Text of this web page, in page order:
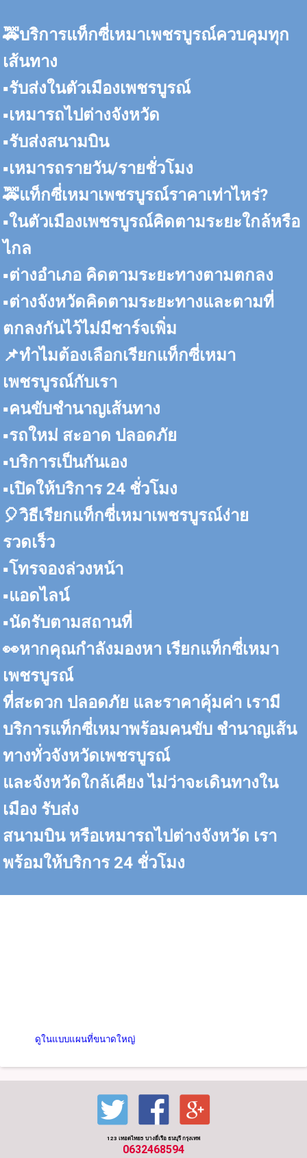
🚕บริการแท็กซี่เหมาเพชรบูรณ์ควบคุมทุก
เส้นทาง
▪️รับส่งในตัวเมืองเพชรบูรณ์
▪️เหมารถไปต่างจังหวัด
▪️รับส่งสนามบิน
▪️เหมารถรายวัน/รายชั่วโมง
🚕แท็กซี่เหมาเพชรบูรณ์ราคาเท่าไหร่?
▪️ในตัวเมืองเพชรบูรณ์คิดตามระยะใกล้หรือ
ไกล
▪️ต่างอำเภอ คิดตามระยะทางตามตกลง
▪️ต่างจังหวัดคิดตามระยะทางและตามที่
ตกลงกันไว้ไม่มีชาร์จเพิ่ม
📌ทำไมต้องเลือกเรียกแท็กซี่เหมา
เพชรบูรณ์กับเรา
▪️คนขับชำนาญเส้นทาง
▪️รถใหม่ สะอาด ปลอดภัย
▪️บริการเป็นกันเอง
▪️เปิดให้บริการ 24 ชั่วโมง
🎈วิธีเรียกแท็กซี่เหมาเพชรบูรณ์ง่าย
รวดเร็ว
▪️โทรจองล่วงหน้า
▪️แอดไลน์
▪️นัดรับตามสถานที่
👀หากคุณกำลังมองหา เรียกแท็กซี่เหมา
เพชรบูรณ์
ที่สะดวก ปลอดภัย และราคาคุ้มค่า เรามี
บริการแท็กซี่เหมาพร้อมคนขับ ชำนาญเส้น
ทางทั่วจังหวัดเพชรบูรณ์
และจังหวัดใกล้เคียง ไม่ว่าจะเดินทางใน
เมือง รับส่ง
สนามบิน หรือเหมารถไปต่างจังหวัด เรา
พร้อมให้บริการ 24 ชั่วโมง
ดูในแบบแผนที่ขนาดใหญ่
123 เทอดไทย5 บางยี่เรือ ธนบุรี กรุงเทพ
0632468594